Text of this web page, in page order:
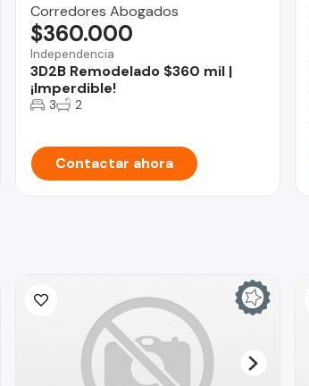
Corredores Abogados
Independencia
3D2B Remodelado $360 mil |
¡Imperdible!
$360.000
3 2
Contactar ahora